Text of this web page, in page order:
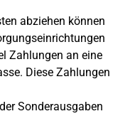
abziehen können
Zahlungen an eine
Diese Zahlungen
Sonderausgaben